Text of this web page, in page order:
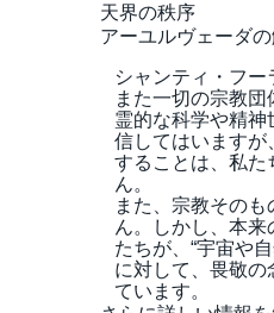
天界の秩序
アーユルヴェーダの
シャンティ・フー
また一切の宗教団
霊的な科学や精神
信してはいますが
することは、私た
ん。
また、宗教その
ん。しかし、本
たちが、“宇宙や
に対して、畏敬の
ています。